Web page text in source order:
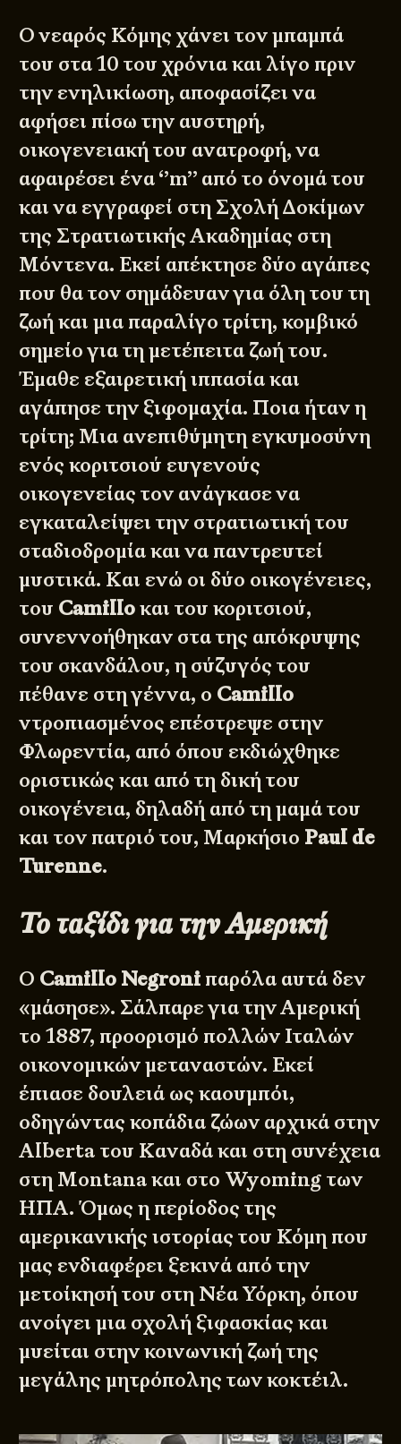
Ο νεαρός Κόμης χάνει τον μπαμπά
του στα 10 του χρόνια και λίγο πριν
την ενηλικίωση, αποφασίζει να
αφήσει πίσω την αυστηρή,
οικογενειακή του ανατροφή, να
αφαιρέσει ένα ‘’m’’ από το όνομά του
και να εγγραφεί στη Σχολή Δοκίμων
της Στρατιωτικής Ακαδημίας στη
Μόντενα. Εκεί απέκτησε δύο αγάπες
που θα τον σημάδευαν για όλη του τη
ζωή και μια παραλίγο τρίτη, κομβικό
σημείο για τη μετέπειτα ζωή του.
Έμαθε εξαιρετική ιππασία και
αγάπησε την ξιφομαχία. Ποια ήταν η
τρίτη; Μια ανεπιθύμητη εγκυμοσύνη
ενός κοριτσιού ευγενούς
οικογενείας τον ανάγκασε να
εγκαταλείψει την στρατιωτική του
σταδιοδρομία και να παντρευτεί
μυστικά. Και ενώ οι δύο οικογένειες,
του Camilloκαι του κοριτσιού,
συνεννοήθηκαν στα της απόκρυψης
του σκανδάλου, η σύζυγός του
πέθανε στη γέννα, ο Camillo
ντροπιασμένος επέστρεψε στην
Φλωρεντία, από όπου εκδιώχθηκε
οριστικώς και από τη δική του
οικογένεια, δηλαδή από τη μαμά του
και τον πατριό του, Μαρκήσιο Paul de
Turenne.
Το ταξίδι για την Αμερική
Ο Camillo Negroni παρόλα αυτά δεν
«μάσησε». Σάλπαρε για την Αμερική
το 1887, προορισμό πολλών Ιταλών
οικονομικών μεταναστών. Εκεί
έπιασε δουλειά ως καουμπόι,
οδηγώντας κοπάδια ζώων αρχικά στην
Alberta του Καναδά και στη συνέχεια
στη Montana και στο Wyoming των
ΗΠΑ. Όμως η περίοδος της
αμερικανικής ιστορίας του Κόμη που
μας ενδιαφέρει ξεκινά από την
μετοίκησή του στη Νέα Υόρκη, όπου
ανοίγει μια σχολή ξιφασκίας και
μυείται στην κοινωνική ζωή της
μεγάλης μητρόπολης των κοκτέιλ.